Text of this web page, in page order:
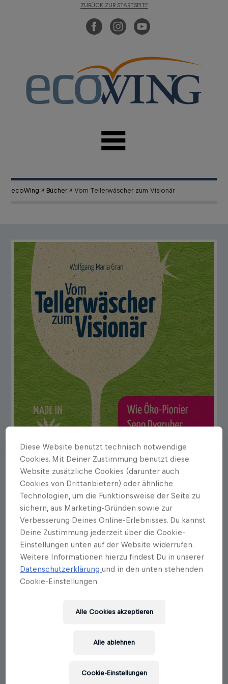
ZURÜCK ZUR STARTSEITE
ecoWing » Bücher» Vom Tellerwäscher zum Visionär
Wolfgang Maria Gran
Vom Tellerwäscher zum
Visionär
Erscheinungstermin: 25.02.2021
verrückt. Doch Sepp Dygruber ist ein Mann mit
Diese Website benutzt technisch notwendige
Cookies. Mit Deiner Zustimmung benutzt diese
Website zusätzliche Cookies (darunter auch
Cookies von Drittanbietern) oder ähnliche
Technologien, um die Funktionsweise der Seite zu
sichern, aus Marketing-Gründen sowie zur
Verbesserung Deines Online-Erlebnisses. Du kannst
Deine Zustimmung jederzeit über die Cookie-
Einstellungen unten auf der Website widerrufen.
Weitere Informationen hierzu findest Du in unserer
Datenschutzerklärungund in den unten stehenden
Cookie-Einstellungen.
Alle ablehnen
Alle Cookies akzeptieren
Cookie-Einstellungen